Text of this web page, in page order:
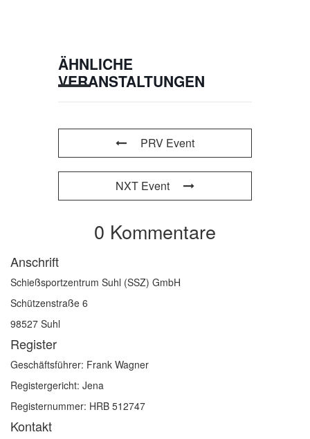
ÄHNLICHE
VERANSTALTUNGEN
PRV Event
NXT Event
0 Kommentare
Anschrift
Schießsportzentrum Suhl (SSZ) GmbH
Schützenstraße 6
98527 Suhl
Register
Geschäftsführer: Frank Wagner
Registergericht: Jena
Registernummer: HRB 512747
Kontakt